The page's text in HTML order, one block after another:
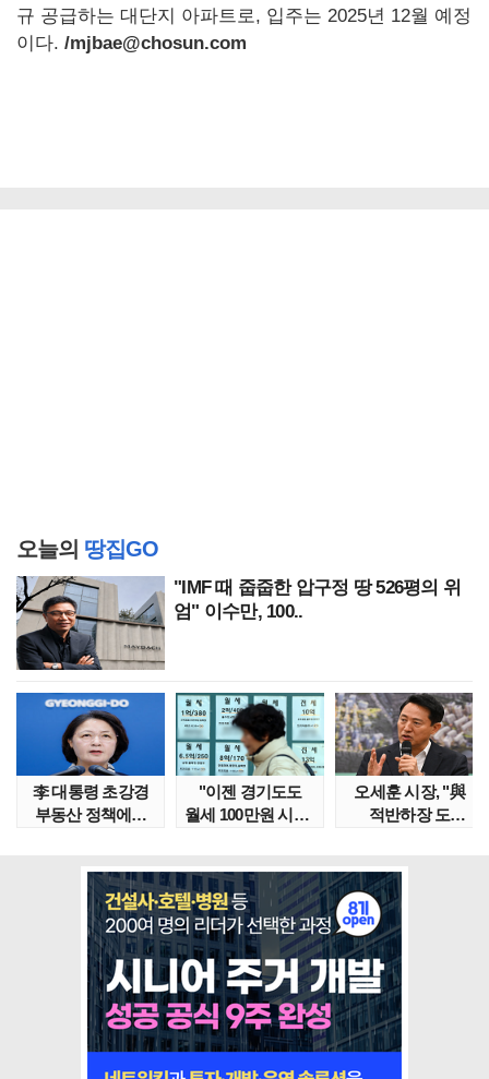
규 공급하는 대단지 아파트로, 입주는 2025년 12월 예정
이다. /mjbae@chosun.com
오늘의 땅집GO
"IMF 때 줍줍한 압구정 땅 526평의 위
엄" 이수만, 100..
李 대통령 초강경
부동산 정책에…
"이젠 경기도도
월세 100만원 시대"
오세훈 시장, "與
적반하장 도